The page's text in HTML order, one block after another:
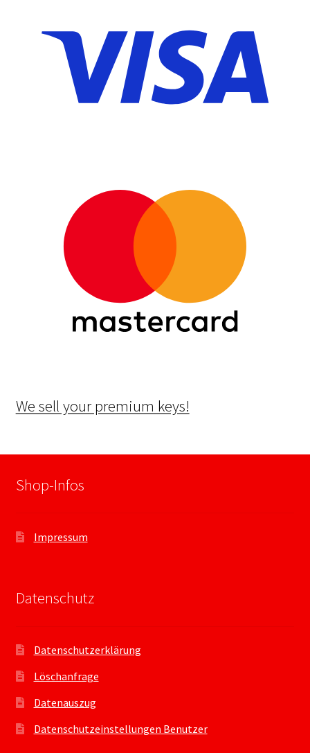
We sell your premium keys!
Shop-Infos
Impressum
Datenschutz
Datenschutzerklärung
Löschanfrage
Datenauszug
Datenschutzeinstellungen Benutzer